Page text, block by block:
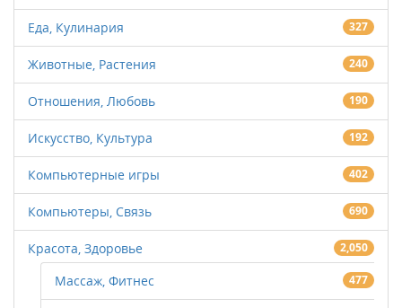
Еда, Кулинария 327
Животные, Растения 240
Отношения, Любовь 190
Искусство, Культура 192
Компьютерные игры 402
Компьютеры, Связь 690
Красота, Здоровье 2,050
Массаж, Фитнес 477